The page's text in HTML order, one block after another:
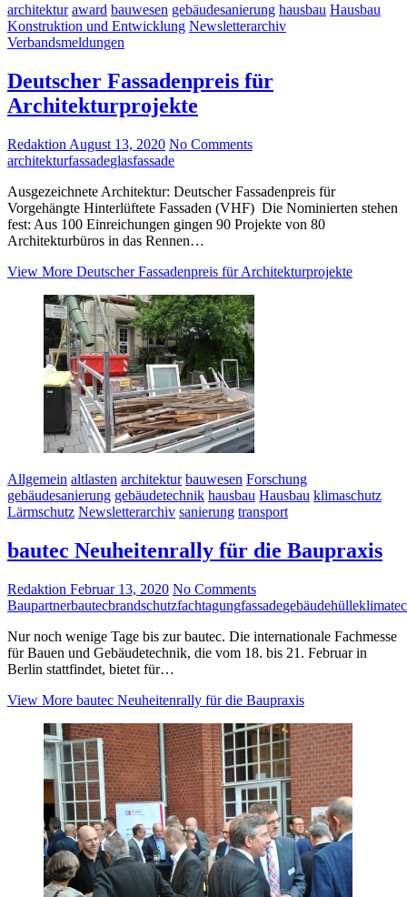
architektur award bauwesen gebäudesanierung hausbau Hausbau
Konstruktion und Entwicklung Newsletterarchiv
Verbandsmeldungen
Deutscher Fassadenpreis für
Architekturprojekte
Redaktion August 13, 2020 No Comments
architekturfassadeglasfassade
Ausgezeichnete Architektur: Deutscher Fassadenpreis für
Vorgehängte Hinterlüftete Fassaden (VHF) Die Nominierten stehen
fest: Aus 100 Einreichungen gingen 90 Projekte von 80
Architekturbüros in das Rennen…
View More Deutscher Fassadenpreis für Architekturprojekte
Allgemein altlasten architektur bauwesen Forschung
gebäudesanierung gebäudetechnik hausbau Hausbau klimaschutz
Lärmschutz Newsletterarchiv sanierung transport
bautec Neuheitenrally für die Baupraxis
Redaktion Februar 13, 2020 No Comments
Baupartnerbautecbrandschutzfachtagungfassadegebäudehülle
Nur noch wenige Tage bis zur bautec. Die internationale Fachmesse
für Bauen und Gebäudetechnik, die vom 18. bis 21. Februar in
Berlin stattfindet, bietet für…
View More bautec Neuheitenrally für die Baupraxis